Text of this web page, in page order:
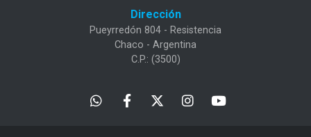
Dirección
Pueyrredón 804 - Resistencia
Chaco - Argentina
C.P.: (3500)